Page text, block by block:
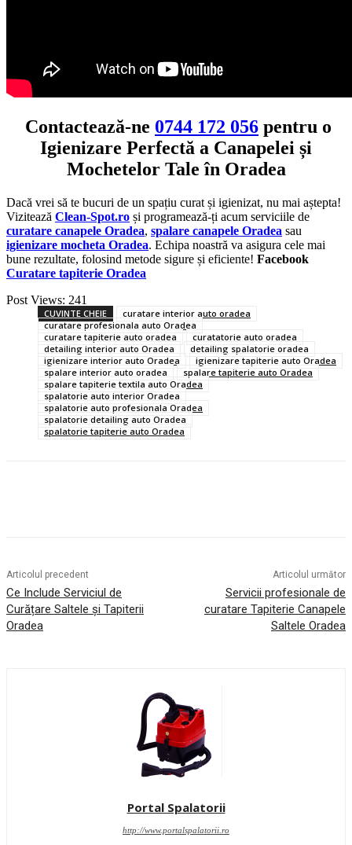
Contactează-ne 0744 172 056 pentru o
Igienizare Perfectă a Canapelei și
Mochetelor Tale în Oradea
Dacă vrei să te bucuri de un spațiu curat și igienizat, nu mai aștepta!
Vizitează Clean-Spot.ro și programează-ți acum serviciile de
curatare canapele Oradea, spalare canapele Oradea sau
igienizare mocheta Oradea. Echipa noastră va asigura cele mai
bune rezultate, folosind metode sigure și eficiente! Facebook
Curatare tapiterie Oradea
Post Views: 241
CUVINTE CHEIE
curatare interior auto oradea
curatare profesionala auto Oradea
curatare tapiterie auto oradea
curatatorie auto oradea
detailing interior auto Oradea
detailing spalatorie oradea
igienizare interior auto Oradea
igienizare tapiterie auto Oradea
spalare interior auto oradea
spalare tapiterie auto Oradea
spalare tapiterie textila auto Oradea
spalatorie auto interior Oradea
spalatorie auto profesionala Oradea
spalatorie detailing auto Oradea
spalatorie tapiterie auto Oradea
Articolul precedent
Ce Include Serviciul de
Curățare Saltele și Tapiterii
Oradea
Articolul următor
Servicii profesionale de
curatare Tapiterie Canapele
Saltele Oradea
Portal Spalatorii
http://www.portalspalatorii.ro